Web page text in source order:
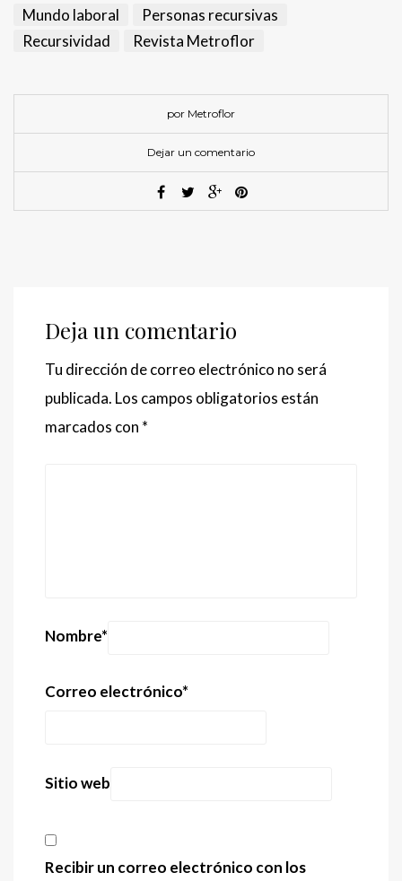
Mundo laboral
Personas recursivas
Recursividad
Revista Metroflor
por Metroflor
Dejar un comentario
Deja un comentario
Tu dirección de correo electrónico no será
publicada. Los campos obligatorios están
marcados con *
Nombre*
Correo electrónico*
Sitio web
Recibir un correo electrónico con los